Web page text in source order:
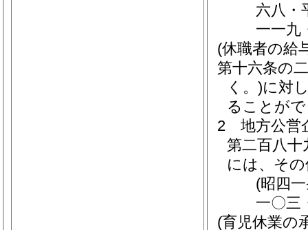
六八・
一一九
(休職者の給
第十六条の二
く。)に対
ることが
2
地方公営
第二百八十
には、そ
(昭四
一〇三
(育児休業の